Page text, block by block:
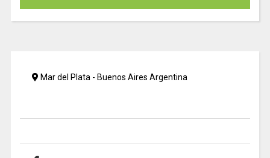
Mar del Plata - Buenos Aires Argentina